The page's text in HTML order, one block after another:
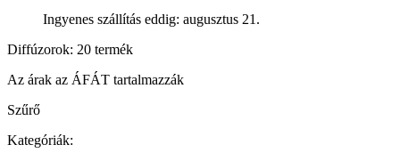
Ingyenes szállítás eddig: augusztus 21.
Diffúzorok: 20 termék
Az árak az ÁFÁT tartalmazzák
Szűrő
Kategóriák: